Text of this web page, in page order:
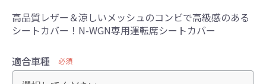
高品質レザー＆涼しいメッシュのコンビで高級感のある
シートカバー！N-WGN専用運転席シートカバー
適合車種 必須